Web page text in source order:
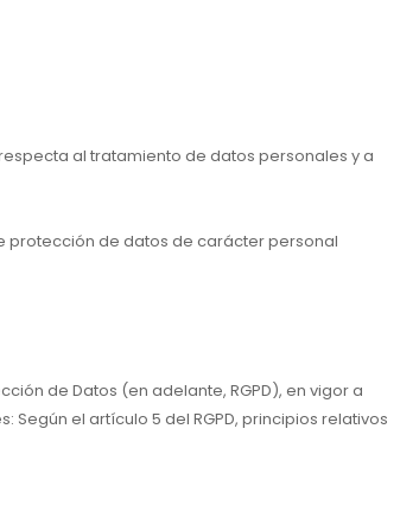
al tratamiento de datos personales y a
protección de datos de carácter personal
de Datos (en adelante, RGPD), en vigor a
el artículo 5 del RGPD, principios relativos